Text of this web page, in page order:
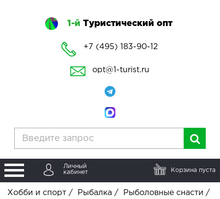
1-й Туристический опт
+7 (495) 183-90-12
opt@1-turist.ru
Личный
кабинет
Корзина пуста
Хобби и спорт / Рыбалка / Рыболовные снасти /